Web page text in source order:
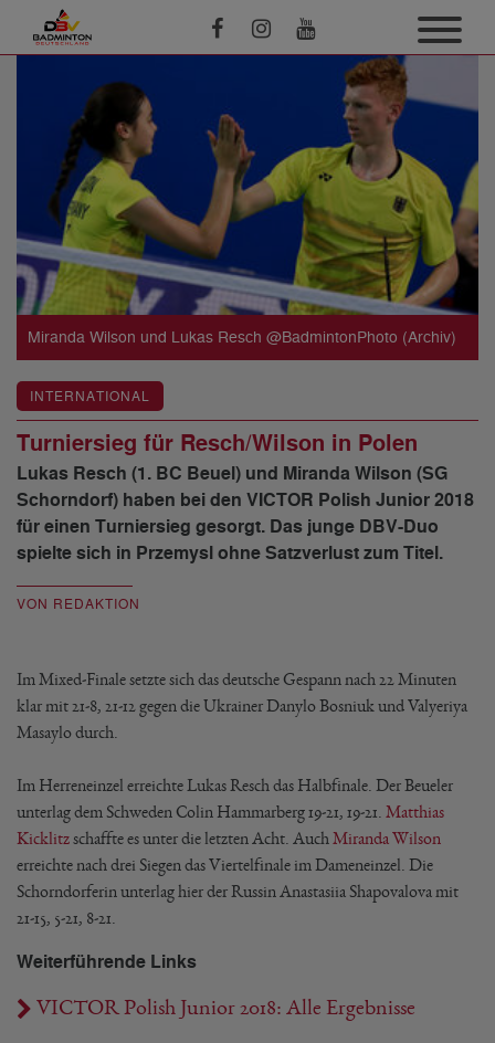
Miranda Wilson und Lukas Resch @BadmintonPhoto (Archiv)
INTERNATIONAL
Turniersieg für Resch/Wilson in Polen
Lukas Resch (1. BC Beuel) und Miranda Wilson (SG
Schorndorf) haben bei den VICTOR Polish Junior 2018
für einen Turniersieg gesorgt. Das junge DBV-Duo
spielte sich in Przemysl ohne Satzverlust zum Titel.
VON REDAKTION
Im Mixed-Finale setzte sich das deutsche Gespann nach 22 Minuten
klar mit 21-8, 21-12 gegen die Ukrainer Danylo Bosniuk und Valyeriya
Masaylo durch.
Im Herreneinzel erreichte Lukas Resch das Halbfinale. Der Beueler
unterlag dem Schweden Colin Hammarberg 19-21, 19-21. Matthias
Kicklitzschaffte es unter die letzten Acht. Auch Miranda Wilson
erreichte nach drei Siegen das Viertelfinale im Dameneinzel. Die
Schorndorferin unterlag hier der Russin Anastasiia Shapovalova mit
21-15, 5-21, 8-21.
Weiterführende Links
VICTOR Polish Junior 2018: Alle Ergebnisse